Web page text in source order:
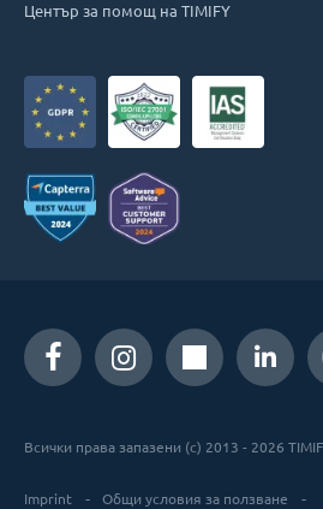
Център за помощ на TIMIFY
Всички права запазени (c) 2013 - 2026
Imprint Общи условия за ползване